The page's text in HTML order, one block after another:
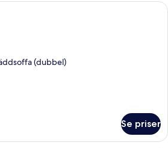
Ett hotellrum med en soffa, två
(dubbel)
Se priser